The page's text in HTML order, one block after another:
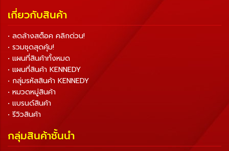
เกี่ยวกับสินค้า
• ลดล้างสต็อค คลิกด่วน!
• รวมชุดสุดคุ้ม!
• แผนที่สินค้าทั้งหมด
• แผนที่สินค้า KENNEDY
• กลุ่มรหัสสินค้า KENNEDY
• หมวดหมู่สินค้า
• แบรนด์สินค้า
• รีวิวสินค้า
กลุ่มสินค้าชั้นนำ